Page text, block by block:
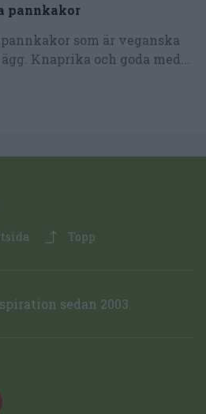
pannkakor
som är veganska
Knaprika och goda med...
Topp
sedan 2003.